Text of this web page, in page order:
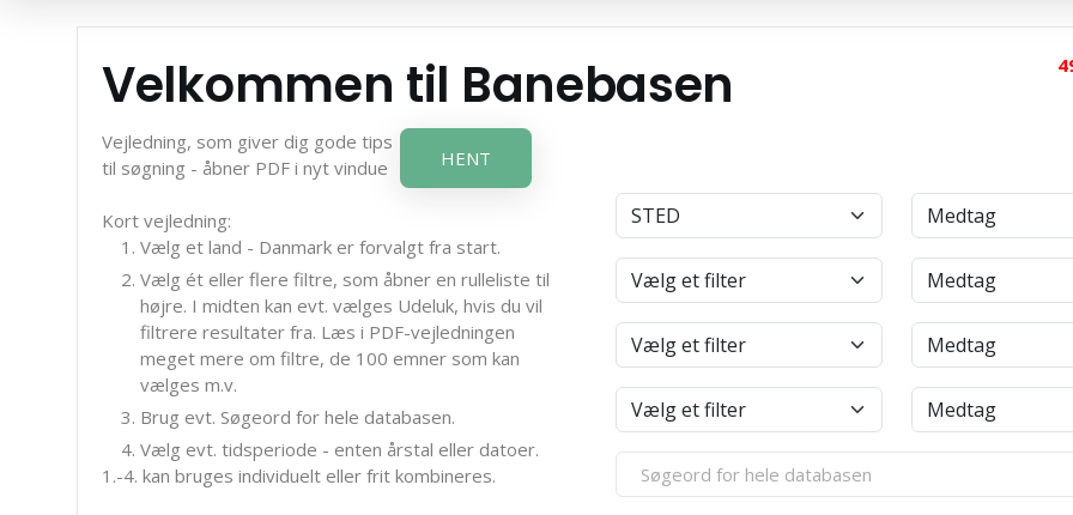
Velkommen til Banebasen
Vejledning, som giver dig gode tips
til søgning - åbner PDF i nyt vindue
HENT
Kort vejledning:
Vælg et land - Danmark er forvalgt fra start.
Vælg ét eller flere filtre, som åbner en rulleliste til
højre. I midten kan evt. vælges Udeluk, hvis du vil
filtrere resultater fra. Læs i PDF-vejledningen
meget mere om filtre, de 100 emner som kan
vælges m.v.
Brug evt. Søgeord for hele databasen.
Vælg evt. tidsperiode - enten årstal eller datoer.
1.-4. kan bruges individuelt eller frit kombineres.